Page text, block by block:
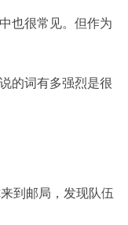
也很常见。但作为
的词有多强烈是很
到邮局，发现队伍